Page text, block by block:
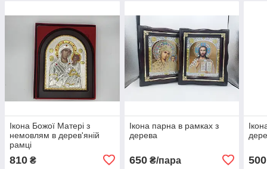
Ікона Божої Матері з
немовлям в дерев'яній
рамці
810 ₴
Ікона парна в рамках з
дерева
650₴/пара 500